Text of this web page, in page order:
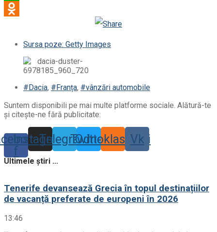
Odnoklassniki
Sursa poze: Getty Images
#Dacia, #Franța, #vânzări automobile
Suntem disponibili pe mai multe platforme sociale. Alătură-te
și citește-ne fără publicitate:
f
Instagram
TelegramTwitter
Odnoklassniki
Vk
Ultimele știri ...
Tenerife devansează Grecia în topul destinațiilor
de vacanță preferate de europeni în 2026
13:46